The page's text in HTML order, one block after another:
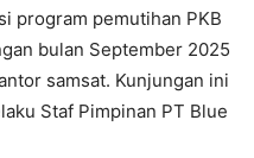
program pemutihan PKB
bulan September 2025
samsat. Kunjungan ini
Staf Pimpinan PT Blue